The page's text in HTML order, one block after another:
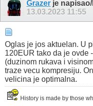
Grazer je
13.03.2023 11:55
Oglas je jos aktuelan. U
120EUR tako da je ovde
(duzinom rukava i
traze vecu kompresiju.
velicina je optimalna.
History is made by those